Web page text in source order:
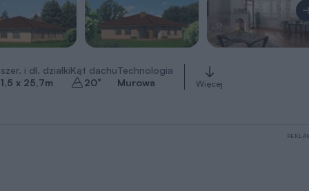
i dł. działki
x 25,7m
Kąt dachu
20°
Technologia
Murowa
Więcej